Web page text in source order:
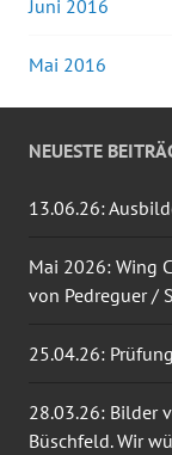
Juni 2016
Mai 2016
NEUESTE
13.06.26:
Mai 2026: Wing
von Pedreguer /
25.04.26:
28.03.26: Bilder
Büschfeld. Wir